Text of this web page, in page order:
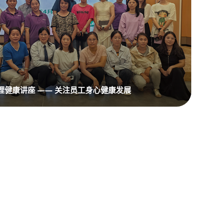
健康讲座 —— 关注员工身心健康发展